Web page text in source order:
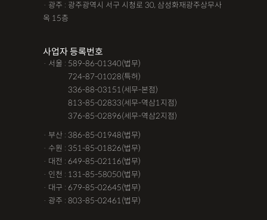
· 광주 : 광주광역시 서구 시청로 30, 삼성화재광주상무사
옥 15층
사업자 등록번호
· 서울 : 589-86-01340(법무)
724-87-01028(특허)
336-88-03151(세무-본점)
813-85-02833(세무-역삼1지점)
376-85-02896(세무-역삼2지점)
· 부산 : 386-85-01948(법무)
· 수원 : 351-85-01826(법무)
· 대전 : 649-85-02116(법무)
· 인천 : 131-85-58050(법무)
· 대구 : 679-85-02645(법무)
· 광주 : 803-85-02461(법무)